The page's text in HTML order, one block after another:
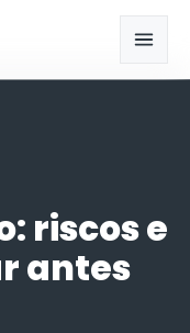
riscos e
antes